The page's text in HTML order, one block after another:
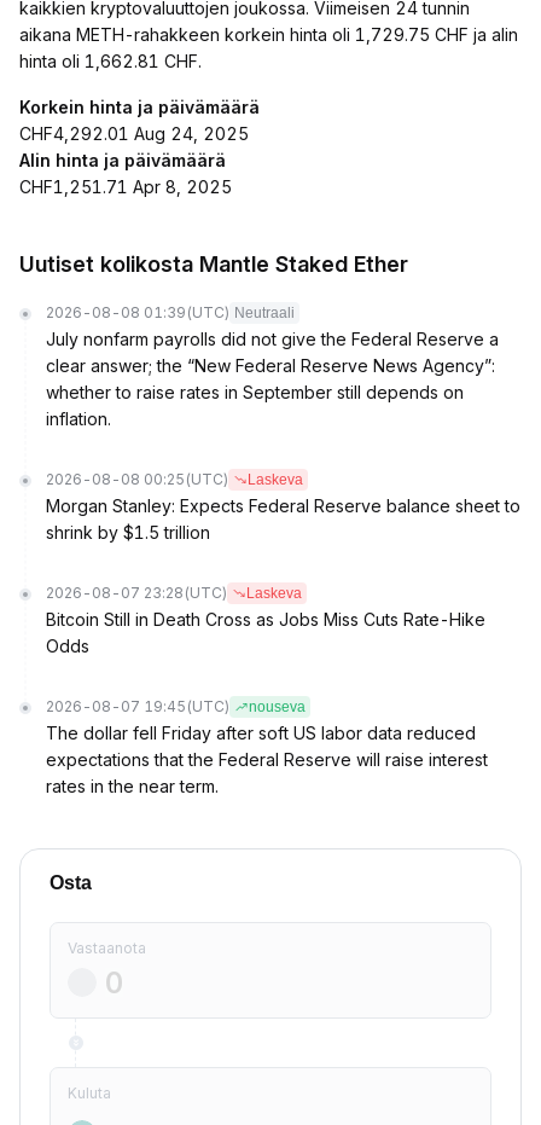
kaikkien kryptovaluuttojen joukossa. Viimeisen 24 tunnin
aikana METH-rahakkeen korkein hinta oli 1,729.75 CHF ja alin
hinta oli 1,662.81 CHF.
Korkein hinta ja päivämäärä
CHF4,292.01 Aug 24, 2025
Alin hinta ja päivämäärä
CHF1,251.71 Apr 8, 2025
Uutiset kolikosta Mantle Staked Ether
2026-08-08 01:39 (UTC) Neutraali
July nonfarm payrolls did not give the Federal Reserve a
clear answer; the “New Federal Reserve News Agency”:
whether to raise rates in September still depends on
inflation.
2026-08-08 00:25 (UTC) Laskeva
Morgan Stanley: Expects Federal Reserve balance sheet to
shrink by $1.5 trillion
2026-08-07 23:28 (UTC) Laskeva
Bitcoin Still in Death Cross as Jobs Miss Cuts Rate-Hike
Odds
2026-08-07 19:45 (UTC) nouseva
The dollar fell Friday after soft US labor data reduced
expectations that the Federal Reserve will raise interest
rates in the near term.
Osta
Vastaanota
Kuluta